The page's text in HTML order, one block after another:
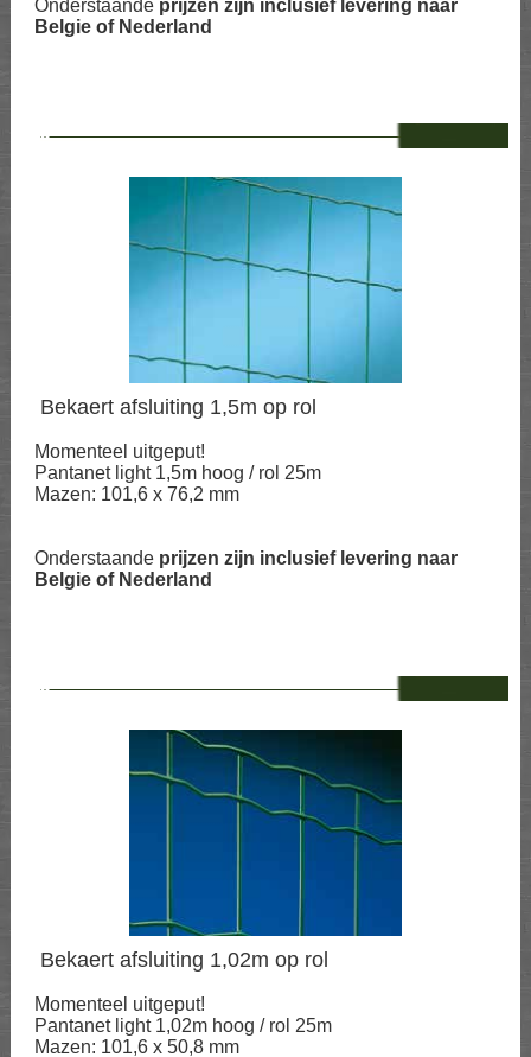
Onderstaande prijzen zijn inclusief levering naar
Belgie of Nederland
--
Bekaert afsluiting 1,5m op rol
Momenteel uitgeput!
Pantanet light 1,5m hoog / rol 25m
Mazen: 101,6 x 76,2 mm
Onderstaande prijzen zijn inclusief levering naar
Belgie of Nederland
--
Bekaert afsluiting 1,02m op rol
Momenteel uitgeput!
Pantanet light 1,02m hoog / rol 25m
Mazen: 101,6 x 50,8 mm